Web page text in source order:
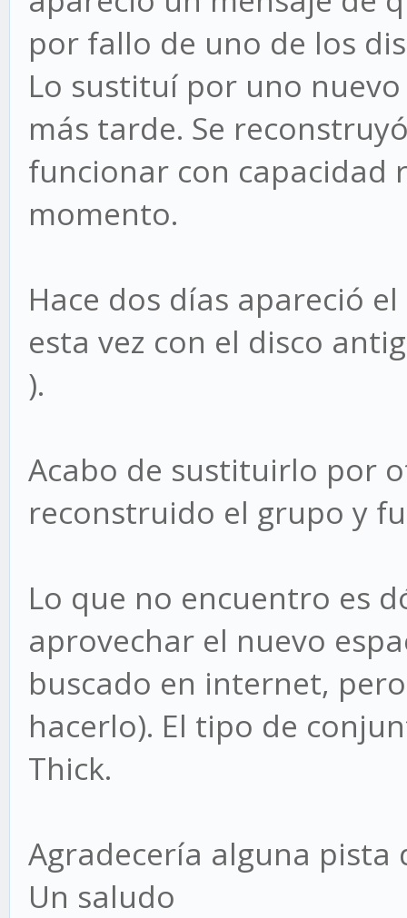
por fallo de uno de los
Lo sustituí por uno
más tarde. Se
funcionar con capacidad
momento.
Hace dos días apareció
esta vez con el disco
).
Acabo de sustituirlo por
reconstruido el grupo y
Lo que no encuentro es
aprovechar el nuevo
buscado en internet,
hacerlo). El tipo de
Thick.
Agradecería alguna pista
Un saludo